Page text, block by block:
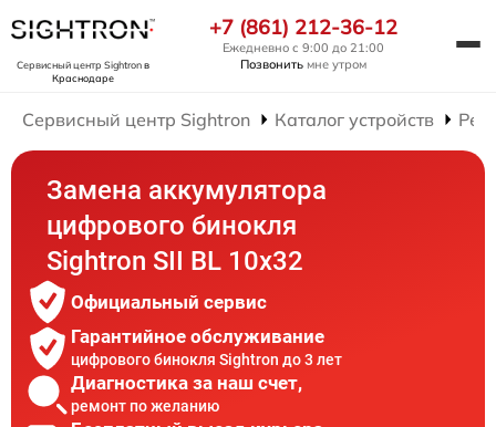
Сервисный центр Sightronв
Краснодаре
+7 (861) 212-36-12
Ежедневно с 9:00 до 21:00
Позвонить мне утром
Сервисный центр Sightron Каталог устройств
Замена аккумулятора
цифрового бинокля
Sightron SII BL 10x32
Официальный сервис
Гарантийное обслуживание
цифрового бинокля Sightron до 3 лет
Диагностика за наш счет,
ремонт по желанию